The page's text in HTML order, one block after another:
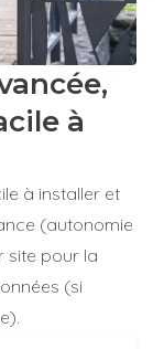
à
à installer et
(autonomie
site pour la
(si